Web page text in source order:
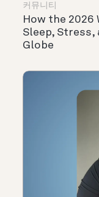
커뮤니티
How the 2026
Sleep,
Globe